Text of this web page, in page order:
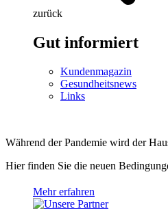
zurück
Gut informiert
Kundenmagazin
Gesundheitsnews
Links
Während der Pandemie wird der
Hier finden Sie die neuen
Mehr erfahren